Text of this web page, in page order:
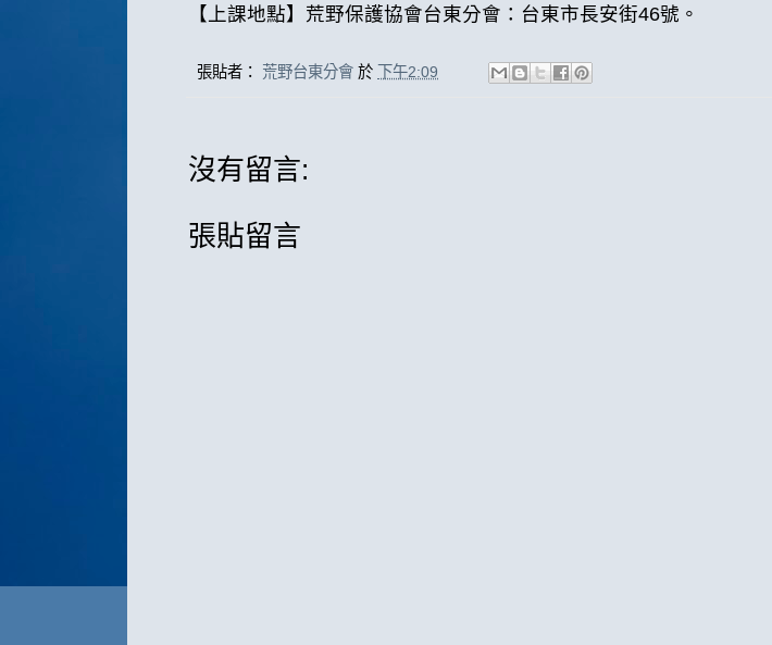
【上課地點】荒野保護協會台東分會：台東市長安街46號。
張貼者： 荒野台東分會 於 下午2:09
沒有留言:
張貼留言